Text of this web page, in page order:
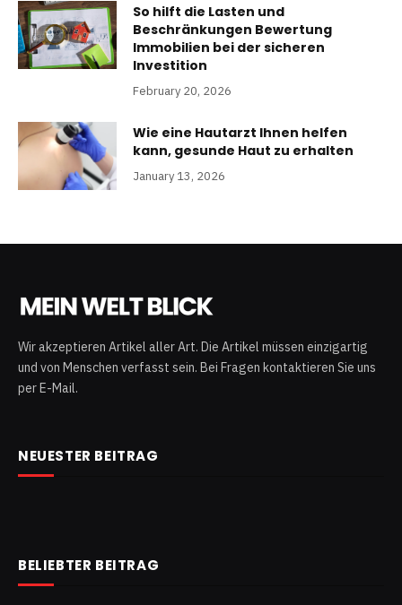
So hilft die Lasten und
Beschränkungen Bewertung
Immobilien bei der sicheren
Investition
February 20, 2026
Wie eine Hautarzt Ihnen helfen
kann, gesunde Haut zu erhalten
January 13, 2026
Wir akzeptieren Artikel aller Art. Die Artikel müssen einzigartig
und von Menschen verfasst sein. Bei Fragen kontaktieren Sie uns
per E-Mail.
NEUESTER BEITRAG
BELIEBTER BEITRAG